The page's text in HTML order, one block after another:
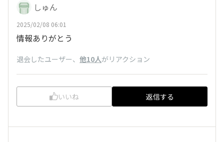
しゅん
2025/02/08 06:01
情報ありがとう
退会したユーザー、 他10人がリアクション
いいね 返信する